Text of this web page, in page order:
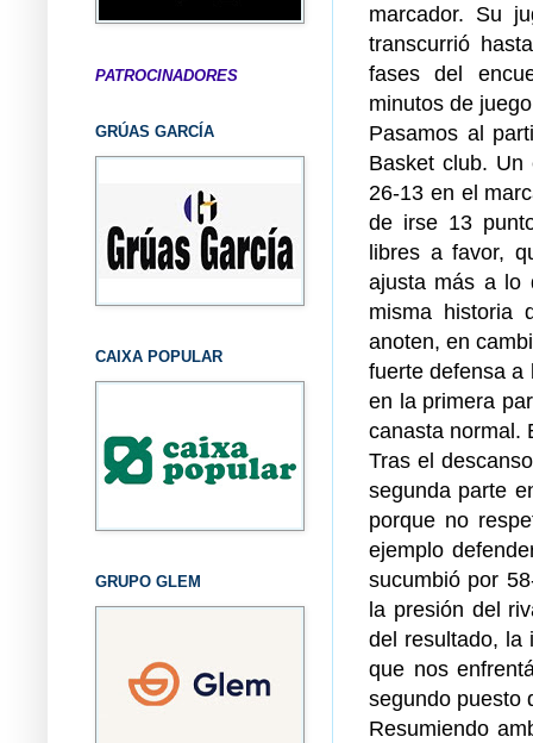
marcador. Su
transcurrió
fases del
minutos de
Pasamos al
Basket club.
26-13 en el
de irse 13
libres a favor,
ajusta más a lo
misma historia
anoten, en
fuerte defensa a
en la primera
canasta normal.
Tras el
segunda parte
porque no
ejemplo
sucumbió por
la presión del
del resultado, la
que nos
segundo puesto
Resumiendo
PATROCINADORES
GRÚAS GARCÍA
CAIXA POPULAR
GRUPO GLEM